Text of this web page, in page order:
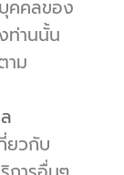
คคลของ
ท่านนั้น
าม
ยวกับ